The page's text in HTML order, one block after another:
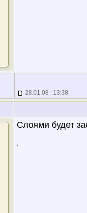
28.01.08 : 13:38
Слоями будет
.